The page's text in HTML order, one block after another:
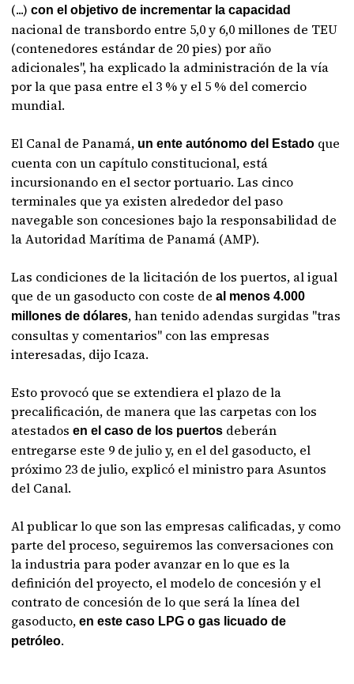
(...)con el objetivo de incrementar la capacidad
nacional de transbordo entre 5,0 y 6,0 millones de TEU
(contenedores estándar de 20 pies) por año
adicionales", ha explicado la administración de la vía
por la que pasa entre el 3 % y el 5 % del comercio
mundial.
El Canal de Panamá, un ente autónomo del Estado que
cuenta con un capítulo constitucional, está
incursionando en el sector portuario. Las cinco
terminales que ya existen alrededor del paso
navegable son concesiones bajo la responsabilidad de
la Autoridad Marítima de Panamá (AMP).
Las condiciones de la licitación de los puertos, al igual
que de un gasoducto con coste deal menos 4.000
millones de dólares, han tenido adendas surgidas "tras
consultas y comentarios" con las empresas
interesadas, dijo Icaza.
Esto provocó que se extendiera el plazo de la
precalificación, de manera que las carpetas con los
atestadosen el caso de los puertos deberán
entregarse este 9 de julio y, en el del gasoducto, el
próximo 23 de julio, explicó el ministro para Asuntos
del Canal.
Al publicar lo que son las empresas calificadas, y como
parte del proceso, seguiremos las conversaciones con
la industria para poder avanzar en lo que es la
definición del proyecto, el modelo de concesión y el
contrato de concesión de lo que será la línea del
gasoducto,en este caso LPG o gas licuado de
petróleo.